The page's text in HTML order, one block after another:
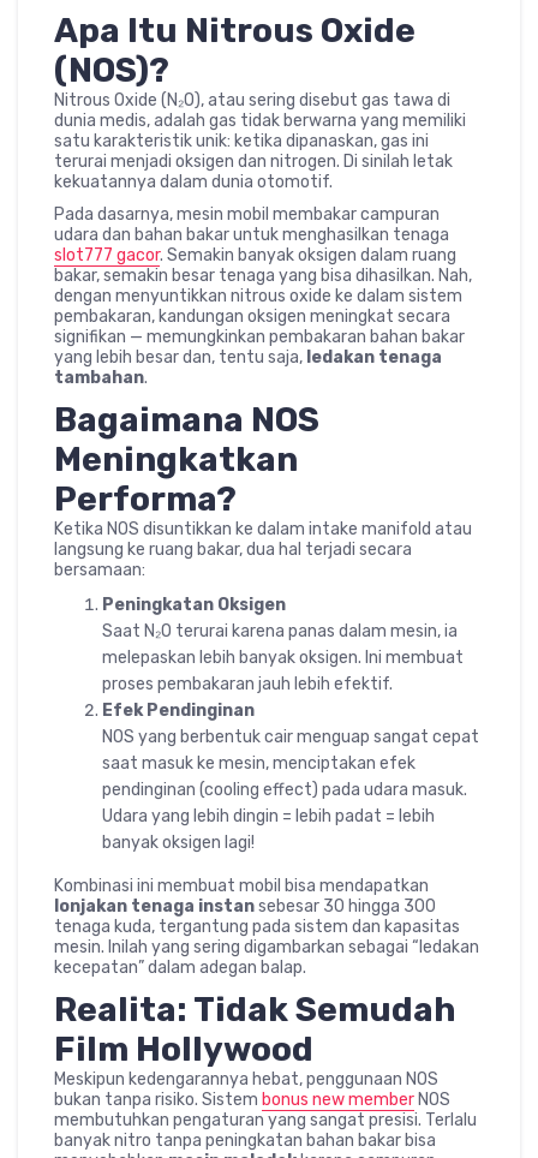
Apa Itu Nitrous Oxide
(NOS)?
Nitrous Oxide (N₂O), atau sering disebut gas tawa di
dunia medis, adalah gas tidak berwarna yang memiliki
satu karakteristik unik: ketika dipanaskan, gas ini
terurai menjadi oksigen dan nitrogen. Di sinilah letak
kekuatannya dalam dunia otomotif.
Pada dasarnya, mesin mobil membakar campuran
udara dan bahan bakar untuk menghasilkan tenaga
slot777 gacor. Semakin banyak oksigen dalam ruang
bakar, semakin besar tenaga yang bisa dihasilkan. Nah,
dengan menyuntikkan nitrous oxide ke dalam sistem
pembakaran, kandungan oksigen meningkat secara
signifikan — memungkinkan pembakaran bahan bakar
yang lebih besar dan, tentu saja, ledakan tenaga
tambahan.
Bagaimana NOS
Meningkatkan
Performa?
Ketika NOS disuntikkan ke dalam intake manifold atau
langsung ke ruang bakar, dua hal terjadi secara
bersamaan:
Peningkatan Oksigen
Saat N₂O terurai karena panas dalam mesin, ia
melepaskan lebih banyak oksigen. Ini membuat
proses pembakaran jauh lebih efektif.
Efek Pendinginan
NOS yang berbentuk cair menguap sangat cepat
saat masuk ke mesin, menciptakan efek
pendinginan (cooling effect) pada udara masuk.
Udara yang lebih dingin = lebih padat = lebih
banyak oksigen lagi!
Kombinasi ini membuat mobil bisa mendapatkan
lonjakan tenaga instansebesar 30 hingga 300
tenaga kuda, tergantung pada sistem dan kapasitas
mesin. Inilah yang sering digambarkan sebagai “ledakan
kecepatan” dalam adegan balap.
Realita: Tidak Semudah
Film Hollywood
Meskipun kedengarannya hebat, penggunaan NOS
bukan tanpa risiko. Sistem bonus new member NOS
membutuhkan pengaturan yang sangat presisi. Terlalu
banyak nitro tanpa peningkatan bahan bakar bisa